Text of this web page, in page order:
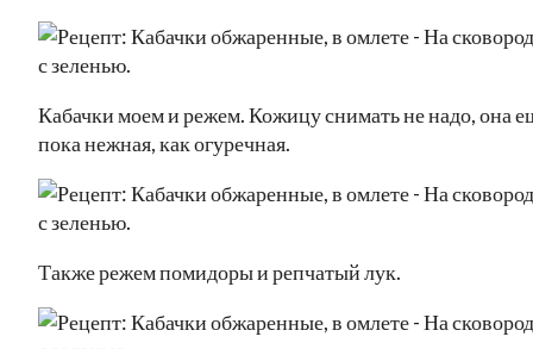
Кабачки моем и режем. Кожицу снимать не надо, она
пока нежная, как огуречная.
Также режем помидоры и репчатый лук.